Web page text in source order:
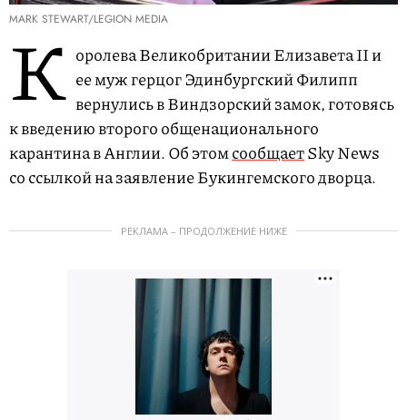
MARK STEWART/LEGION MEDIA
К оролева Великобритании Елизавета II и
ее муж герцог Эдинбургский Филипп
вернулись в Виндзорский замок, готовясь
к введению второго общенационального
карантина в Англии. Об этомсообщаетSky News
со ссылкой на заявление Букингемского дворца.
РЕКЛАМА – ПРОДОЛЖЕНИЕ НИЖЕ